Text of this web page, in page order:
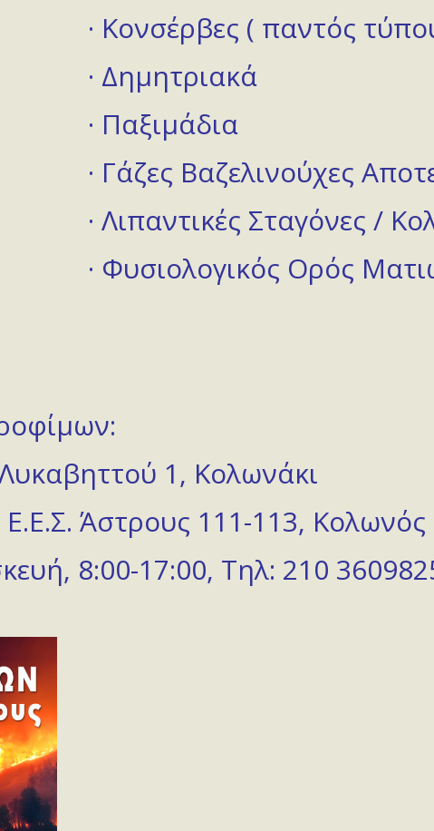
· Κονσέρβες ( παντός
· Δημητριακά
· Παξιμάδια
· Γάζες Βαζελινούχες
· Λιπαντικές Σταγόνες /
· Φυσιολογικός Ορός
1, Κολωνάκι
Ε.Ε.Σ. Άστρους 111-113, Κολωνός
8:00-17:00, Τηλ: 210